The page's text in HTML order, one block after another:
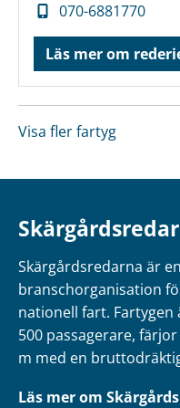
070-6881770
Läs mer om
Visa fler fartyg
Skärgårdsredarna är
branschorganisation
nationell fart.
500 passagerare,
m med en
Läs mer om